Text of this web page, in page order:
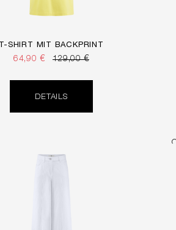
T-SHIRT MIT BACKPRINT
64,90 € 129,00 €
DETAILS